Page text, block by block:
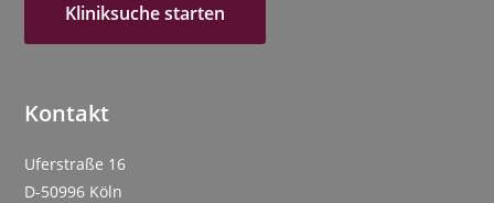
Kliniksuche starten
Kontakt
Uferstraße 16
D-50996 Köln